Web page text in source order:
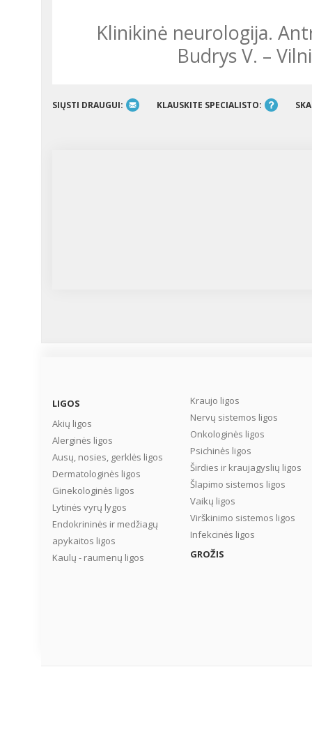
Klinikinė neurologija. Antrasis pataisytas ir papildytas leidimas/
Budrys V. –
SIŲSTI DRAUGUI: KLAUSKITE SPECIALISTO:
LIGOS
Akių ligos
Alerginės ligos
Ausų, nosies, gerklės ligos
Dermatologinės ligos
Ginekologinės ligos
Lytinės vyrų lygos
Endokrininės ir medžiagų
apykaitos ligos
Kaulų - raumenų ligos
Kraujo ligos
Nervų sistemos ligos
Onkologinės ligos
Psichinės ligos
Širdies ir kraujagyslių ligos
Šlapimo sistemos ligos
Vaikų ligos
Virškinimo sistemos ligos
Infekcinės ligos
GROŽIS